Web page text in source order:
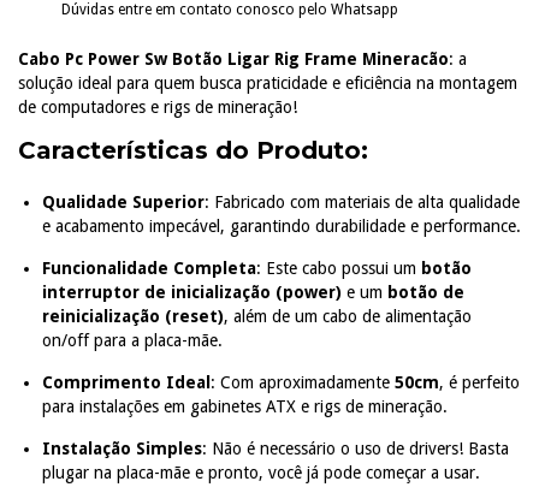
Dúvidas entre em contato conosco pelo Whatsapp
Cabo Pc Power Sw Botão Ligar Rig Frame Mineracão: a
solução ideal para quem busca praticidade e eficiência na montagem
de computadores e rigs de mineração!
Características do Produto:
Qualidade Superior: Fabricado com materiais de alta qualidade
e acabamento impecável, garantindo durabilidade e performance.
Funcionalidade Completa: Este cabo possui um botão
interruptor de inicialização (power) e um botão de
reinicialização (reset), além de um cabo de alimentação
on/off para a placa-mãe.
Comprimento Ideal : Com aproximadamente 50cm, é perfeito
para instalações em gabinetes ATX e rigs de mineração.
Instalação Simples: Não é necessário o uso de drivers! Basta
plugar na placa-mãe e pronto, você já pode começar a usar.